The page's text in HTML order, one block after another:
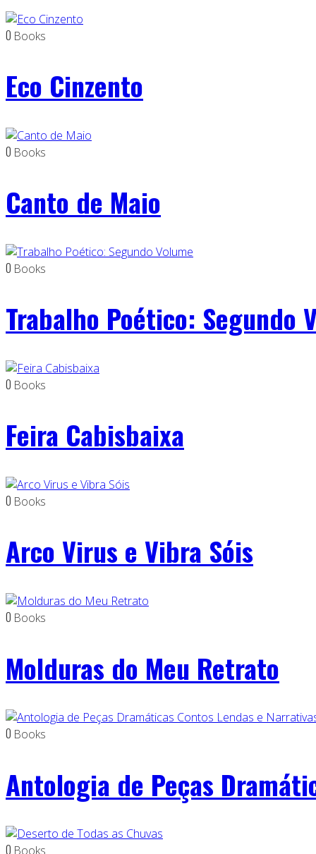
0 Books
Eco Cinzento
0 Books
Canto de Maio
0 Books
Trabalho Poético: Segundo
0 Books
Feira Cabisbaixa
0 Books
Arco Virus e Vibra Sóis
0 Books
Molduras do Meu Retrato
0 Books
Antologia de Peças
0 Books